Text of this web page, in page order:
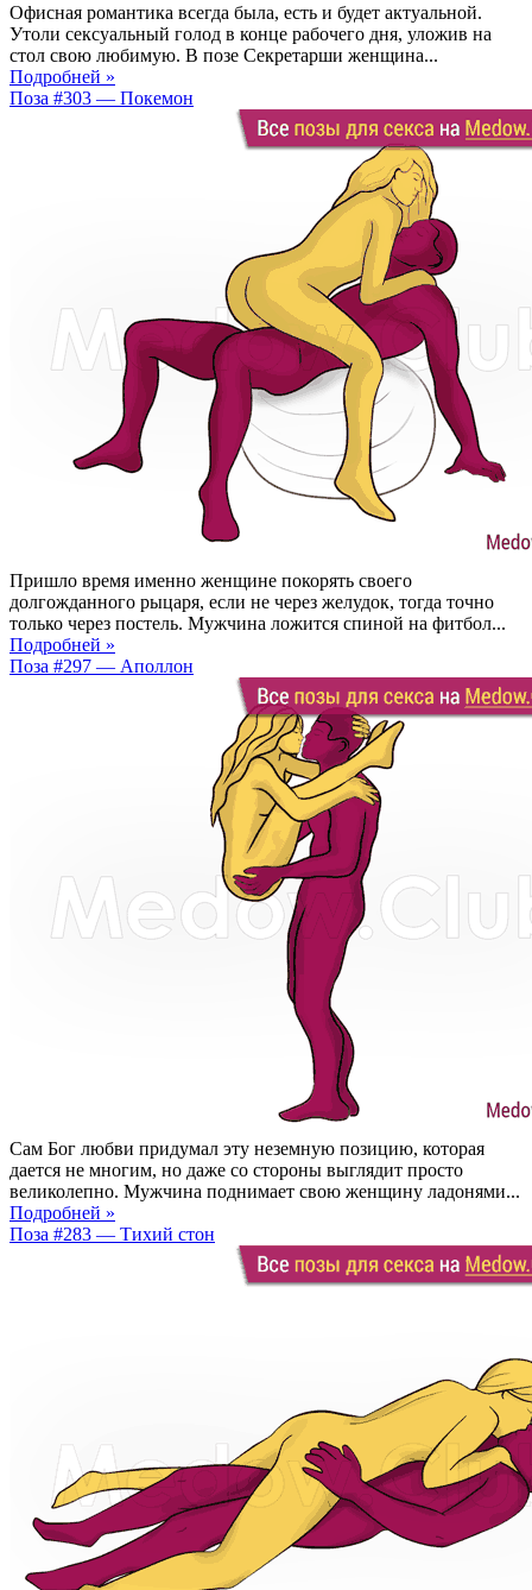
Офисная романтика всегда была, есть и будет актуальной.
Утоли сексуальный голод в конце рабочего дня, уложив на
стол свою любимую. В позе Секретарши женщина...
Подробней »
Поза #303 — Покемон
Пришло время именно женщине покорять своего
долгожданного рыцаря, если не через желудок, тогда точно
только через постель. Мужчина ложится спиной на фитбол...
Подробней »
Поза #297 — Аполлон
Сам Бог любви придумал эту неземную позицию, которая
дается не многим, но даже со стороны выглядит просто
великолепно. Мужчина поднимает свою женщину ладонями...
Подробней »
Поза #283 — Тихий стон